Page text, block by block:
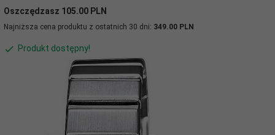
Oszczędzasz 105.00 PLN
Najniższa cena produktu z ostatnich 30 dni: 349.00 PLN
Produkt dostępny!